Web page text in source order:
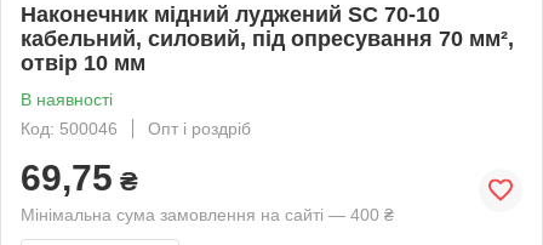
Наконечник мідний луджений SC 70-10
кабельний, силовий, під опресування 70 мм²,
отвір 10 мм
В наявності
Код: 500046
Опт і роздріб
69,75 ₴
Мінімальна сума замовлення на сайті — 400 ₴